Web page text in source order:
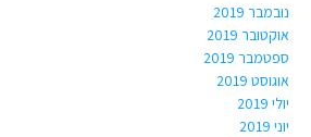
נובמבר 2019
אוקטובר 2019
ספטמבר 2019
אוגוסט 2019
יולי 2019
יוני 2019